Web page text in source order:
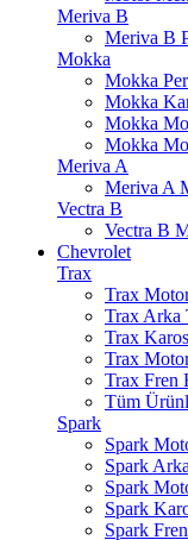
Meriva B
Meriva B
Mokka
Mokka
Mokka
Mokka
Mokka
Meriva A
Meriva A
Vectra B
Vectra B
Chevrolet
Trax
Trax
Trax Arka
Trax
Trax
Trax Fren
Tüm
Spark
Spark
Spark
Spark
Spark
Spark